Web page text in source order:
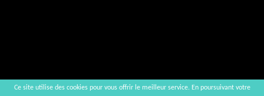
Ce site utilise des cookies pour vous offrir le meilleur service. En poursuivant votre